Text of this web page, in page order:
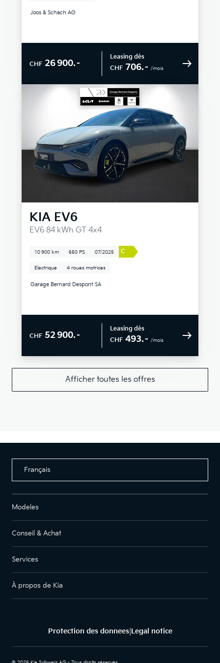
Joos & Schach AG
CHF 26 900.–
Leasing dès
CHF 706.– /mois
KIA EV6
EV6 84 kWh GT 4x4
10 900 km 650 PS 07/2025 C
Electrique 4 roues motrices
Garage Bernard Despont SA
CHF 52 900.–
Leasing dès
CHF 493.– /mois
Afficher toutes les offres
Français
Modeles
Conseil & Achat
Services
À propos de Kia
Protection des donnees| Legal notice